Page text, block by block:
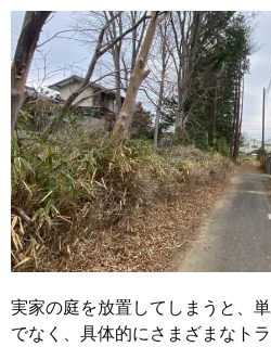
実家の庭を放置してしまうと、
でなく、具体的にさまざまなト